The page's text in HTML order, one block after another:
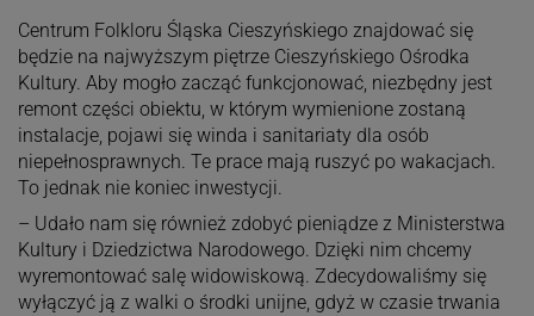
Centrum Folkloru Śląska Cieszyńskiego znajdować się
będzie na najwyższym piętrze Cieszyńskiego Ośrodka
Kultury. Aby mogło zacząć funkcjonować, niezbędny jest
remont części obiektu, w którym wymienione zostaną
instalacje, pojawi się winda i sanitariaty dla osób
niepełnosprawnych. Te prace mają ruszyć po wakacjach.
To jednak nie koniec inwestycji.
– Udało nam się również zdobyć pieniądze z Ministerstwa
Kultury i Dziedzictwa Narodowego. Dzięki nim chcemy
wyremontować salę widowiskową. Zdecydowaliśmy się
wyłączyć ją z walki o środki unijne, gdyż w czasie trwania